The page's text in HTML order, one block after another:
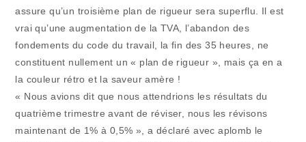
assure qu’un troisième plan de rigueur sera superflu. Il est
vrai qu’une augmentation de la TVA, l’abandon des
fondements du code du travail, la fin des 35 heures, ne
constituent nullement un « plan de rigueur », mais ça en a
la couleur rétro et la saveur amère !
« Nous avions dit que nous attendrions les résultats du
quatrième trimestre avant de réviser, nous les révisons
maintenant de 1% à 0,5% », a déclaré avec aplomb le